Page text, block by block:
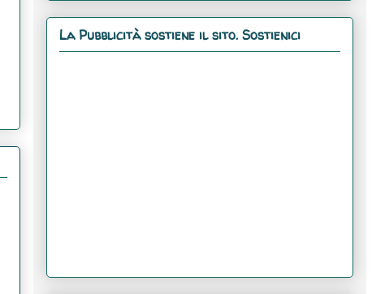
La Pubblicità sostiene il sito. Sostienici